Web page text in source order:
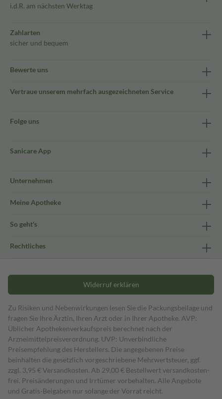
i.d.R. am nächsten Werktag
Zahlarten
sicher und bequem
Bewerte uns
Vertraue unserem mehrfach ausgezeichneten Service
Folge uns
Sanicare App
Unternehmen
Meine Apotheke
So geht's
Rechtliches
Widerruf erklären
Zu Risiken und Nebenwirkungen lesen Sie die Packungsbeilage und
fragen Sie Ihre Ärztin, Ihren Arzt oder in Ihrer Apotheke. AVP:
Üblicher Apothekenverkaufspreis berechnet nach der
Arzneimittelpreisverordnung. UVP: Unverbindliche
Preisempfehlung des Herstellers. Die angegebenen Preise
beinhalten die gesetzlich vorgeschriebene Mehrwertsteuer, ggf.
zzgl. 3,95 € Versandkosten. Ab 29,00 € Bestell­wert versand­kosten­
frei. Preisänderungen und Irrtümer vorbehalten. Alle Angebote
und Gratis-Beigaben nur solange der Vorrat reicht.